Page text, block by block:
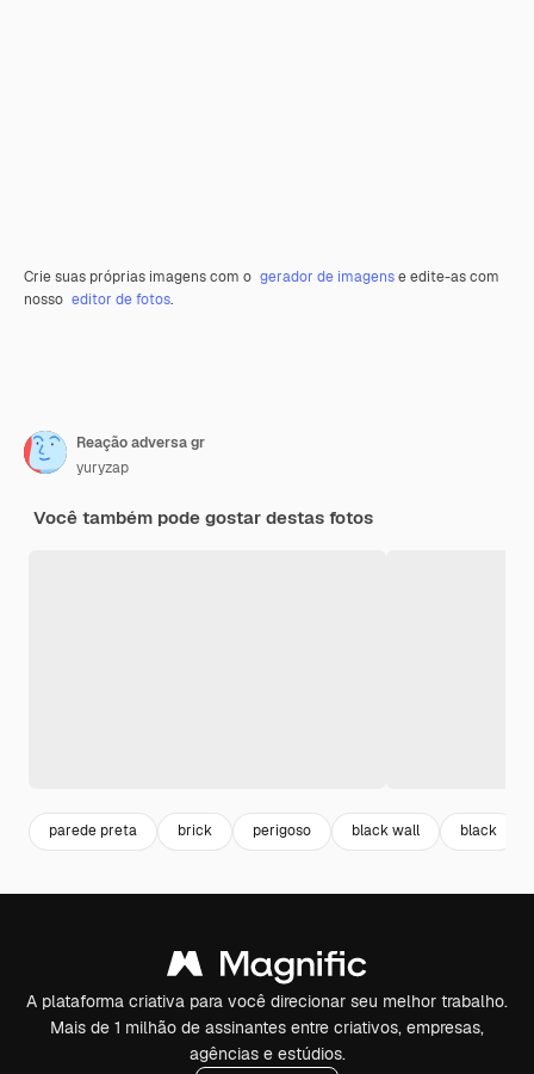
Crie suas próprias imagens com o gerador de imagense edite-as com
nosso editor de fotos.
Reação adversa gr
yuryzap
Você também pode gostar destas fotos
parede preta brick perigoso black wall black
A plataforma criativa para você direcionar seu melhor trabalho.
Mais de 1 milhão de assinantes entre criativos, empresas,
agências e estúdios.